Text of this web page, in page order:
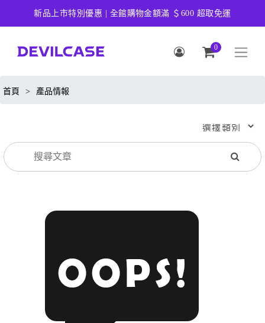
新品上市特別優惠 | 全館購物金額滿 ＄600 超取免運
0
首頁 > 產品情報